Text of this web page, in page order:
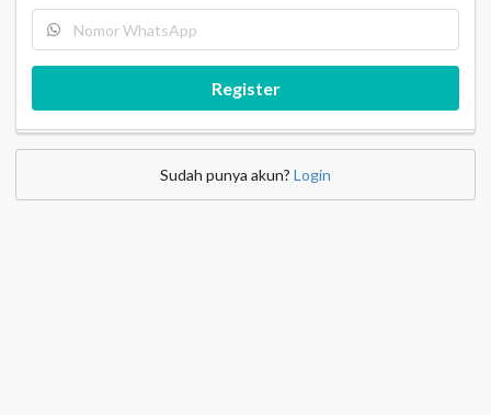
Register
Sudah punya akun? Login